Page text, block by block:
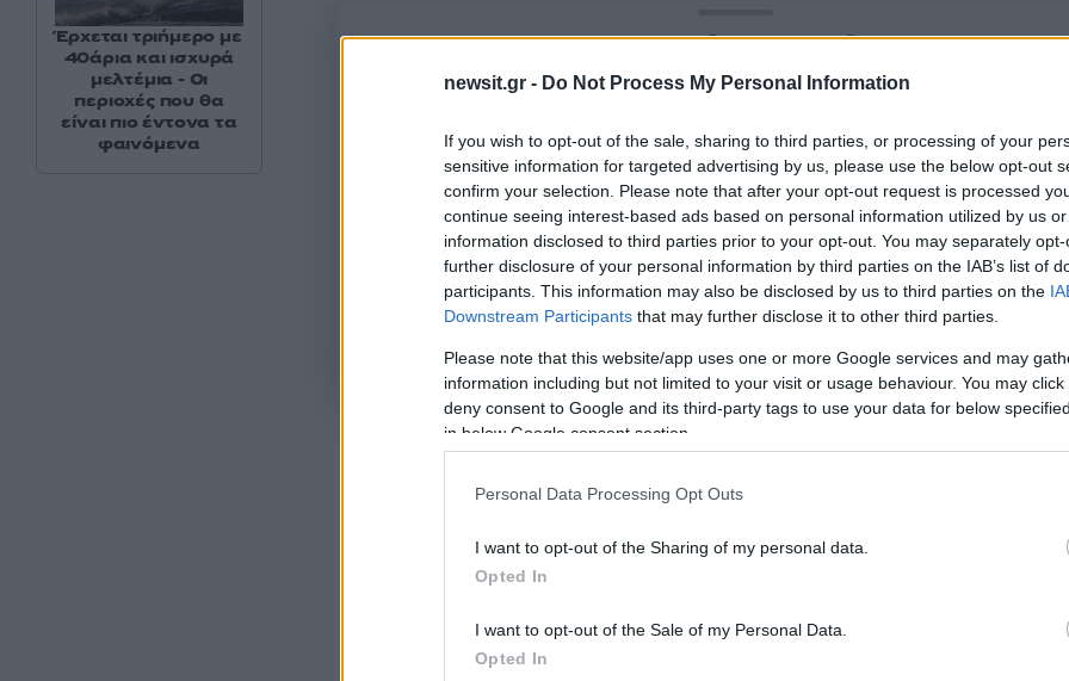
newsit.gr - Do Not Process My Personal Information
If you wish to opt-out of the sale, sharing to third parties, or processing of your
sensitive information for targeted advertising by us, please use the below opt-out
confirm your selection. Please note that after your opt-out request is processed
continue seeing interest-based ads based on personal information utilized by us
information disclosed to third parties prior to your opt-out. You may separately
further disclosure of your personal information by third parties on the IAB’s list of
participants. This information may also be disclosed by us to third parties on the
Downstream Participants that may further disclose it to other third parties.
Please note that this website/app uses one or more Google services and may
information including but not limited to your visit or usage behaviour. You may
deny consent to Google and its third-party tags to use your data for below
in below Google consent section.
Personal Data Processing Opt Outs
I want to opt-out of the Sharing of my personal data.
Opted In
I want to opt-out of the Sale of my Personal Data.
Opted In
Σχολίασε εδώ
2000 /
Υποβολή σχολίου
Όροι Χρήσης. Το site προστατεύεται από reCAPTCHA, ισχύουν Πολιτική Απορρήτου&Όροι Χρήσηςτης
Αθλητικά
ΑΕΚ
ΡΕΙΝΤΖΕΡΣ
Share:
Ακολουθήστε το Νewsit.gr στο Google Newsκαι ενημερωθείτε
πρώτοι για όλη την ειδησεογραφία και τα
Έρχεται τριήμερο με
40άρια και ισχυρά
μελτέμια - Οι
περιοχές που θα
είναι πιο έντονα τα
φαινόμενα